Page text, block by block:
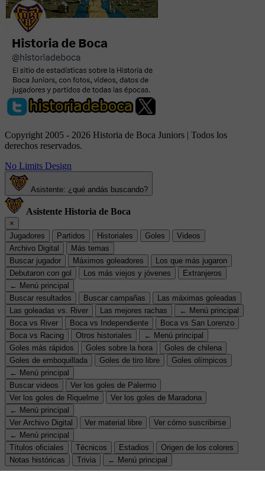
Copyright 2005 - 2026 Historia de Boca Juniors | Todos los
derechos reservados.
No Limits Design
Asistente: ¿qué andás buscando?
Asistente Historia de Boca
×
Jugadores
Partidos Historiales Goles
Videos
Archivo Digital
Más temas
Buscar jugador
Máximos goleadores
Los que más jugaron
Debutaron con gol
Los más viejos y jóvenes
Extranjeros
← Menú principal
Buscar resultados
Buscar campañas
Las máximas goleadas
Las goleadas vs. River
Las mejores rachas
← Menú principal
Boca vs River
Boca vs Independiente
Boca vs San Lorenzo
Boca vs Racing
Otros historiales
← Menú principal
Goles más rápidos
Goles sobre la hora
Goles de chilena
Goles de emboquillada
Goles de tiro libre
Goles olímpicos
← Menú principal
Buscar videos
Ver los goles de Palermo
Ver los goles de Riquelme
Ver los goles de Maradona
← Menú principal
Ver Archivo Digital
Ver material libre
Ver cómo suscribirse
← Menú principal
Títulos oficiales
Técnicos Estadios
Origen de los colores
Notas históricas
Trivia ← Menú principal